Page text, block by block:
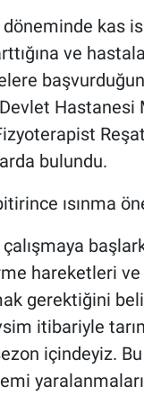
kas
ve
Hastanesi
bulundu.
ısınma
hareketleri ve
gerektiğini
itibariyle
içindeyiz.
yaralanmaları